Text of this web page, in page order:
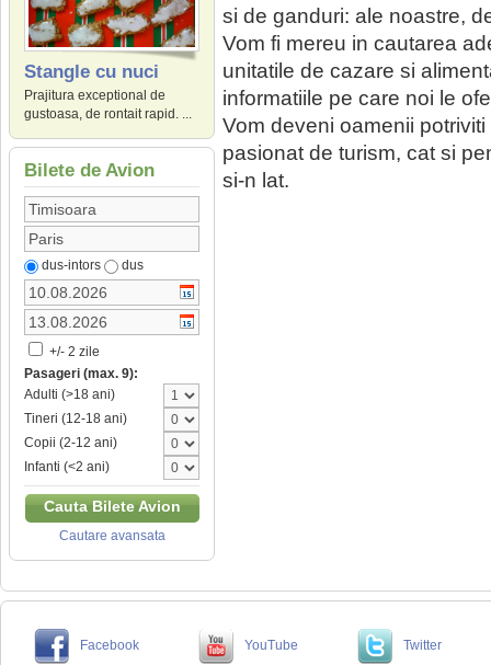
Stangle cu nuci
Prajitura exceptional de
gustoasa, de rontait rapid. ...
Bilete de Avion
dus-intors dus
+/- 2 zile
Pasageri (max. 9):
Adulti (>18 ani)
Tineri (12-18 ani)
Copii (2-12 ani)
Infanti (<2 ani)
Cauta Bilete Avion
Cautare avansata
si de ganduri: ale noastre,
Vom fi mereu in cautarea
unitatile de cazare si
informatiile pe care noi le
Vom deveni oamenii
pasionat de turism, cat si
si-n lat.
Facebook YouTube Twitter